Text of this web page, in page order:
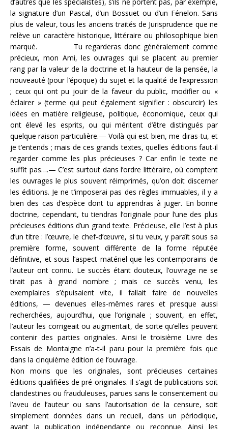
d’autres que les spécialistes), s’ils ne portent pas, par exemple,
la signature d’un Pascal, d’un Bossuet ou d’un Fénelon. Sans
plus de valeur, tous les anciens traités de Jurisprudence que ne
relève un caractère historique, littéraire ou philosophique bien
marqué. Tu regarderas donc généralement comme
précieux, mon Ami, les ouvrages qui se placent au premier
rang par la valeur de la doctrine et la hauteur de la pensée, la
nouveauté (pour l’époque) du sujet et la qualité de l’expression
; ceux qui ont pu jouir de la faveur du public, modifier ou «
éclairer » (terme qui peut également signifier : obscurcir) les
idées en matière religieuse, politique, économique, ceux qui
ont élevé les esprits, ou qui méritent d’être distingués par
quelque raison particulière.— Voilà qui est bien, me diras-tu, et
je t’entends ; mais de ces grands textes, quelles éditions faut-il
regarder comme les plus précieuses ? Car enfin le texte ne
suffit pas….— C’est surtout dans l’ordre littéraire, où comptent
les ouvrages le plus souvent réimprimés, qu’on doit discerner
les éditions. Je ne t’imposerai pas des règles immuables, il y a
bien des cas d’espèce dont tu apprendras à juger. En bonne
doctrine, cependant, tu tiendras l’originale pour l’une des plus
précieuses éditions d’un grand texte. Précieuse, elle l’est à plus
d’un titre : l’œuvre, le chef-d’œuvre, si tu veux, y paraît sous sa
première forme, souvent différente de la forme réputée
définitive, et sous l’aspect matériel que les contemporains de
l’auteur ont connu. Le succès étant douteux, l’ouvrage ne se
tirait pas à grand nombre ; mais ce succès venu, les
exemplaires s’épuisaient vite, il fallait faire de nouvelles
éditions, — devenues elles-mêmes rares et presque aussi
recherchées, aujourd’hui, que l’originale ; souvent, en effet,
l’auteur les corrigeait ou augmentait, de sorte qu’elles peuvent
contenir des parties originales. Ainsi le troisième Livre des
Essais de Montaigne n’a-t-il paru pour la première fois que
dans la cinquième édition de l’ouvrage.
Non moins que les originales, sont précieuses certaines
éditions qualifiées de pré-originales. Il s’agit de publications soit
clandestines ou frauduleuses, parues sans le consentement ou
l’aveu de l’auteur ou sans l’autorisation de la censure, soit
simplement données dans un recueil, dans un périodique,
avant la publication indépendante ou reconnue. Ainsi les